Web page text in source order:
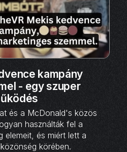
kampány
- egy szuper
és a McDonald's közös
használták fel a
elemeit, és miért lett a
körében.